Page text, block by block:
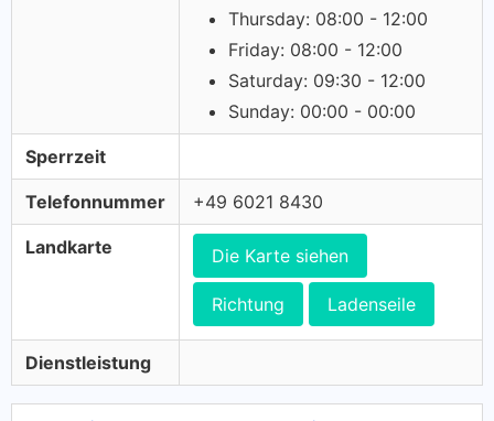
Thursday: 08:00 - 12:00
Friday: 08:00 - 12:00
Saturday: 09:30 - 12:00
Sunday: 00:00 - 00:00
Sperrzeit
Telefonnummer +49 6021 8430
Landkarte Die Karte siehen
Richtung Ladenseile
Dienstleistung